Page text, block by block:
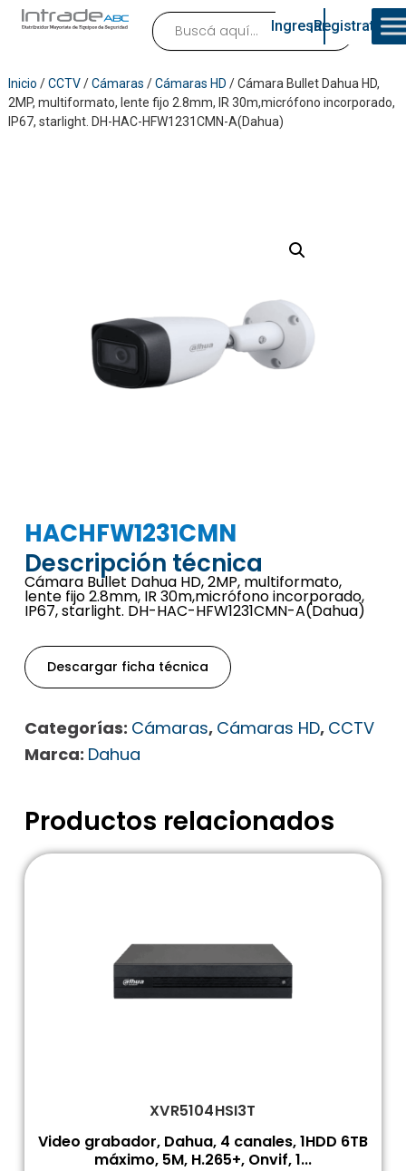
Ingresar¡Registrate!
Inicio /CCTV/Cámaras /Cámaras HD / Cámara Bullet Dahua HD,
2MP, multiformato, lente fijo 2.8mm, IR 30m,micrófono incorporado,
IP67, starlight. DH-HAC-HFW1231CMN-A(Dahua)
HACHFW1231CMN
Descripción técnica
Cámara Bullet Dahua HD, 2MP, multiformato,
lente fijo 2.8mm, IR 30m,micrófono incorporado,
IP67, starlight. DH-HAC-HFW1231CMN-A(Dahua)
Descargar ficha técnica
Categorías: Cámaras, Cámaras HD, CCTV
Marca: Dahua
Productos relacionados
XVR5104HSI3T
Video grabador, Dahua, 4 canales, 1HDD 6TB
máximo, 5M, H.265+, Onvif, 1...